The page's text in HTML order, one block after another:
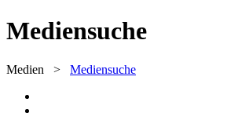
Mediensuche
Medien > Mediensuche